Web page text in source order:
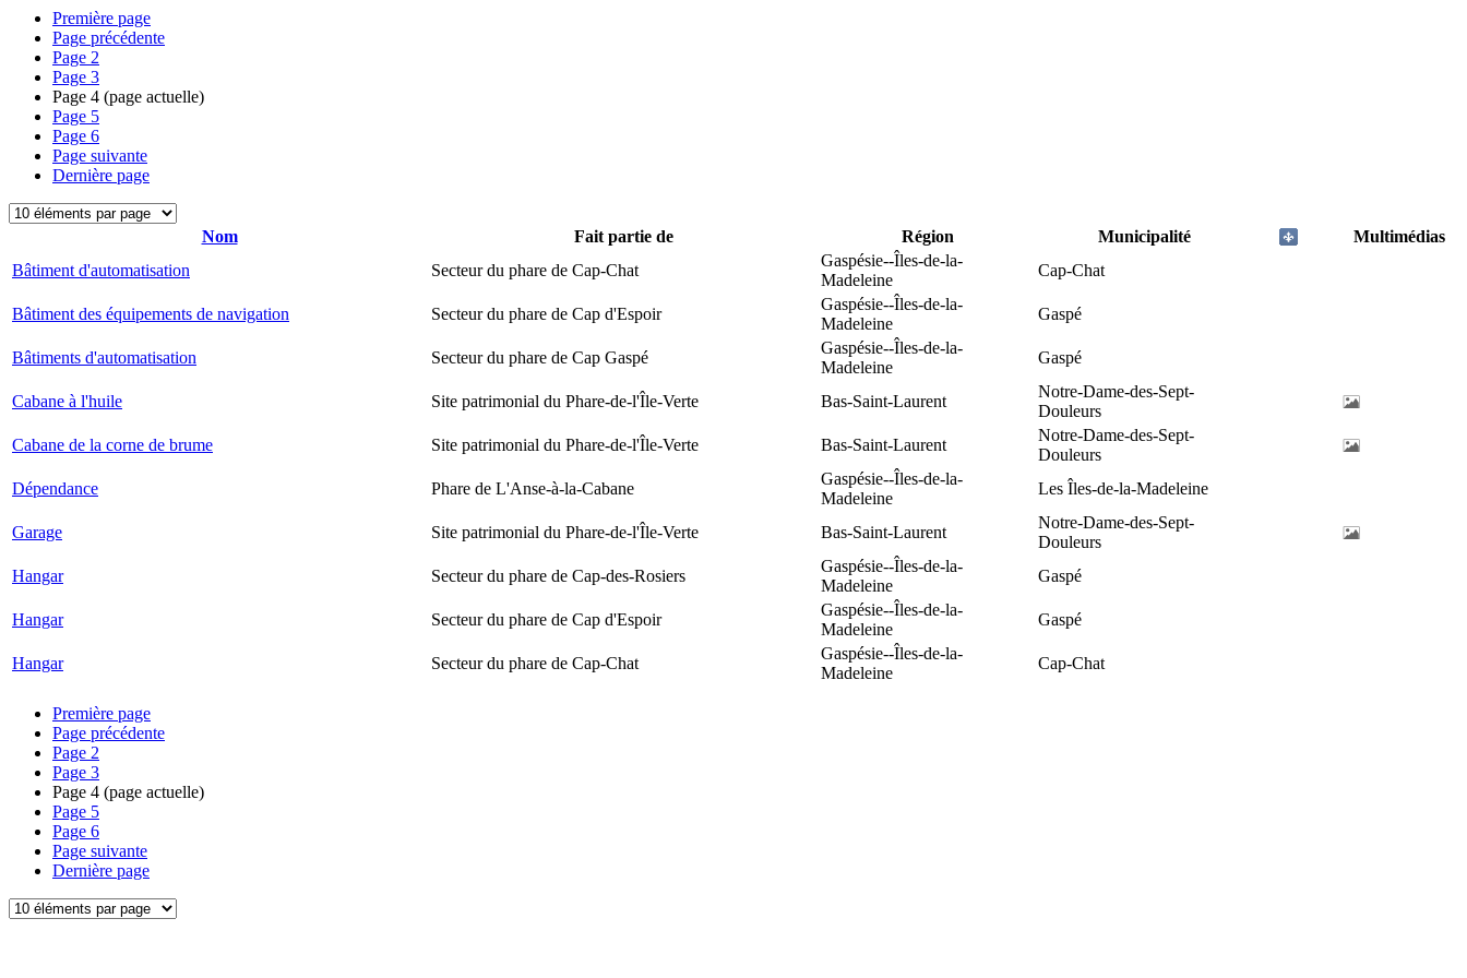
Première page
Page précédente
Page 2
Page 3
Page 4 (page actuelle)
Page 5
Page 6
Page suivante
Dernière page
Nom Fait partie de Région Municipalité
Multimédias
Bâtiment d'automatisation
Secteur du phare de Cap-Chat
Gaspésie--Îles-de-la-
Madeleine
Cap-Chat
Bâtiment des équipements de navigation Secteur du phare de Cap d'Espoir
Gaspésie--Îles-de-la-
Madeleine
Gaspé
Bâtiments d'automatisation Secteur du phare de Cap Gaspé
Gaspésie--Îles-de-la-
Madeleine
Gaspé
Cabane à l'huile Site patrimonial du Phare-de-l'Île-Verte Bas-Saint-Laurent
Notre-Dame-des-Sept-
Douleurs
Cabane de la corne de brume
Site patrimonial du Phare-de-l'Île-Verte Bas-Saint-Laurent
Notre-Dame-des-Sept-
Douleurs
Dépendance
Phare de L'Anse-à-la-Cabane
Gaspésie--Îles-de-la-
Madeleine
Les Îles-de-la-Madeleine
Garage Site patrimonial du Phare-de-l'Île-Verte Bas-Saint-Laurent
Notre-Dame-des-Sept-
Douleurs
Hangar
Secteur du phare de Cap-des-Rosiers
Gaspésie--Îles-de-la-
Madeleine
Gaspé
Hangar Secteur du phare de Cap d'Espoir
Gaspésie--Îles-de-la-
Madeleine
Gaspé
Hangar Secteur du phare de Cap-Chat
Gaspésie--Îles-de-la-
Madeleine
Cap-Chat
Première page
Page précédente
Page 2
Page 3
Page 4 (page actuelle)
Page 5
Page 6
Page suivante
Dernière page